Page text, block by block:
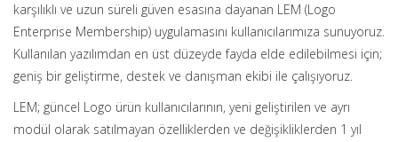
karşılıklı ve uzun süreli güven esasına dayanan LEM (Logo
Enterprise Membership) uygulamasını kullanıcılarımıza sunuyoruz.
Kullanılan yazılımdan en üst düzeyde fayda elde edilebilmesi için;
geniş bir geliştirme, destek ve danışman ekibi ile çalışıyoruz.
LEM; güncel Logo ürün kullanıcılarının, yeni geliştirilen ve ayrı
modül olarak satılmayan özelliklerden ve değişikliklerden 1 yıl